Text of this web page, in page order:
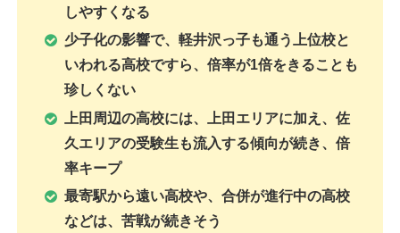
しやすくなる
少子化の影響で、軽井沢っ子も通う上位校と
いわれる高校ですら、倍率が1倍をきることも
珍しくない
上田周辺の高校には、上田エリアに加え、佐
久エリアの受験生も流入する傾向が続き、倍
率キープ
最寄駅から遠い高校や、合併が進行中の高校
などは、苦戦が続きそう